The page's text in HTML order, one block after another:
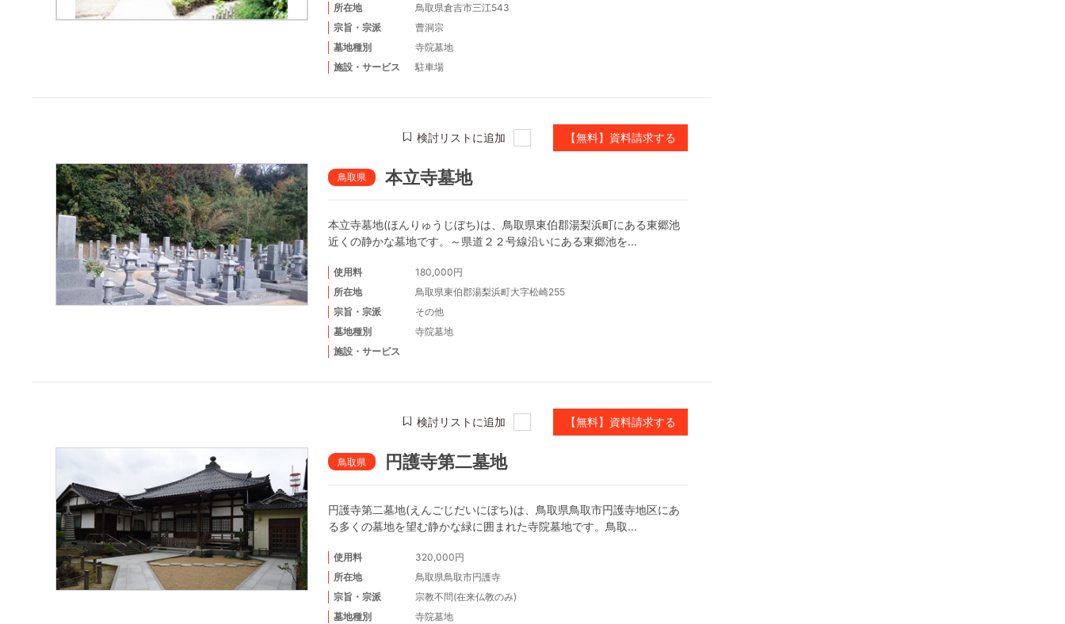
所在地
鳥取県倉吉市三江543
宗旨・宗派
曹洞宗
墓地種別
寺院墓地
施設・サービス
駐車場
検討リストに追加 【無料】資料請求する
鳥取県 本立寺墓地
本立寺墓地(ほんりゅうじぼち)は、鳥取県東伯郡湯梨浜町にある東郷池
近くの静かな墓地です。～県道２２号線沿いにある東郷池を...
使用料
180,000円
所在地
鳥取県東伯郡湯梨浜町大字松崎255
宗旨・宗派
その他
墓地種別
寺院墓地
施設・サービス
検討リストに追加 【無料】資料請求する
鳥取県 円護寺第二墓地
円護寺第二墓地(えんごじだいにぼち)は、鳥取県鳥取市円護寺地区にあ
る多くの墓地を望む静かな緑に囲まれた寺院墓地です。鳥取...
使用料
320,000円
所在地
鳥取県鳥取市円護寺
宗旨・宗派
宗教不問(在来仏教のみ)
墓地種別
寺院墓地